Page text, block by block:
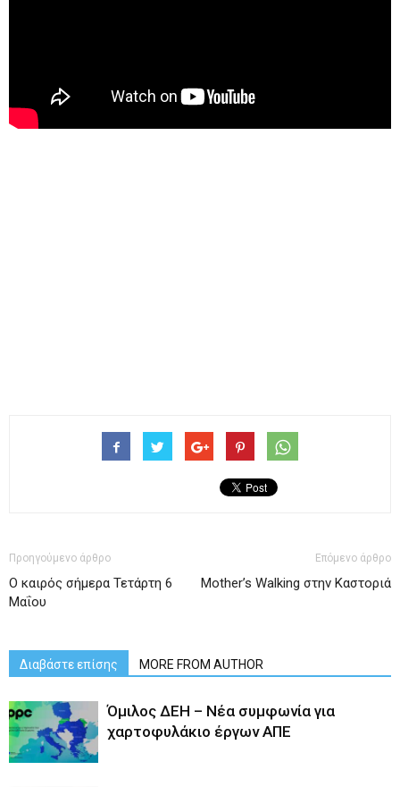
Προηγούμενο άρθρο
Ο καιρός σήμερα Τετάρτη 6
Μαΐου
Επόμενο άρθρο
Mother’s Walking στην Καστοριά
Διαβάστε επίσης MORE FROM AUTHOR
Όμιλος ΔΕΗ – Νέα συμφωνία για
χαρτοφυλάκιο έργων ΑΠΕ